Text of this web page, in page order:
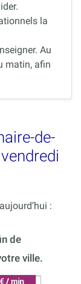
la
Au
matin, afin
de-
:
de
ville.